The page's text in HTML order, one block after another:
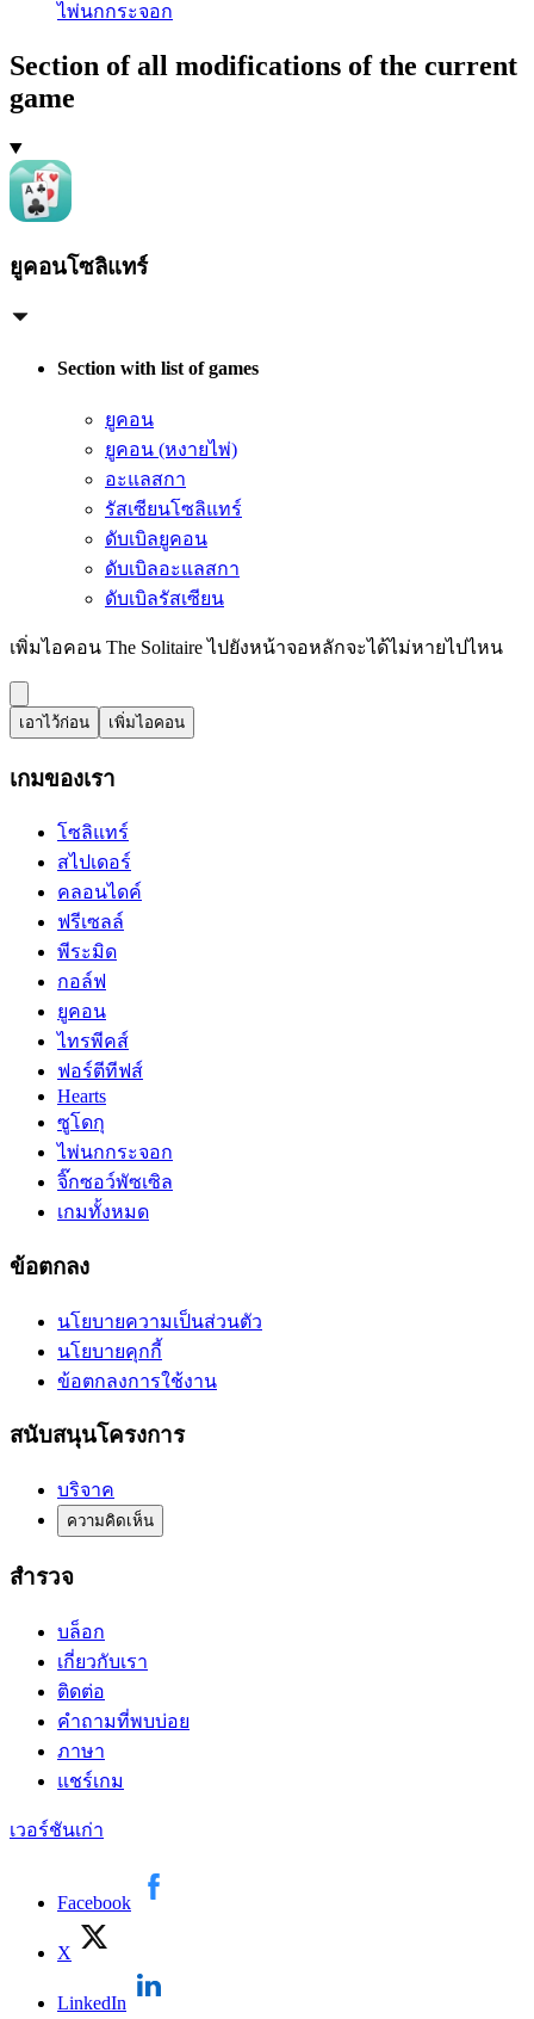
ไพ่นกกระจอก
Section of all modifications of the current
game
ยูคอนโซลิแทร์
Section with list of games
ยูคอน
ยูคอน (หงายไพ่)
อะแลสกา
รัสเซียนโซลิแทร์
ดับเบิลยูคอน
ดับเบิลอะแลสกา
ดับเบิลรัสเซียน
เพิ่มไอคอน The Solitaire ไปยังหน้าจอหลักจะได้ไม่หายไปไหน
เอาไว้ก่อน เพิ่มไอคอน
เกมของเรา
โซลิแทร์
สไปเดอร์
คลอนไดค์
ฟรีเซลล์
พีระมิด
กอล์ฟ
ยูคอน
ไทรพีคส์
ฟอร์ตีทีฟส์
Hearts
ซูโดกุ
ไพ่นกกระจอก
จิ๊กซอว์พัซเซิล
เกมทั้งหมด
ข้อตกลง
นโยบายความเป็นส่วนตัว
นโยบายคุกกี้
ข้อตกลงการใช้งาน
สนับสนุนโครงการ
บริจาค
ความคิดเห็น
สำรวจ
บล็อก
เกี่ยวกับเรา
ติดต่อ
คำถามที่พบบ่อย
ภาษา
แชร์เกม
เวอร์ชันเก่า
Facebook
X
LinkedIn